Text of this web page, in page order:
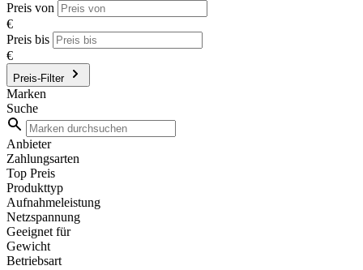
Preis von
€
Preis bis
€
Preis-Filter
Marken
Suche
Anbieter
Zahlungsarten
Top Preis
Produkttyp
Aufnahmeleistung
Netzspannung
Geeignet für
Gewicht
Betriebsart